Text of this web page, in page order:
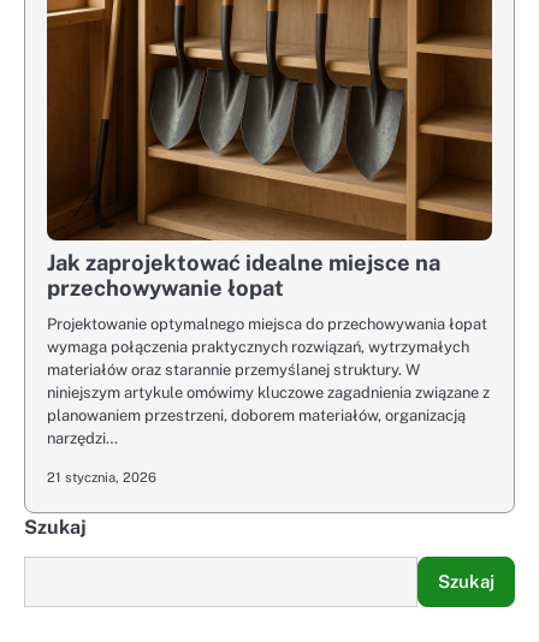
Jak zaprojektować idealne miejsce na
przechowywanie łopat
Projektowanie optymalnego miejsca do przechowywania łopat
wymaga połączenia praktycznych rozwiązań, wytrzymałych
materiałów oraz starannie przemyślanej struktury. W
niniejszym artykule omówimy kluczowe zagadnienia związane z
planowaniem przestrzeni, doborem materiałów, organizacją
narzędzi…
21 stycznia, 2026
Szukaj
Szukaj